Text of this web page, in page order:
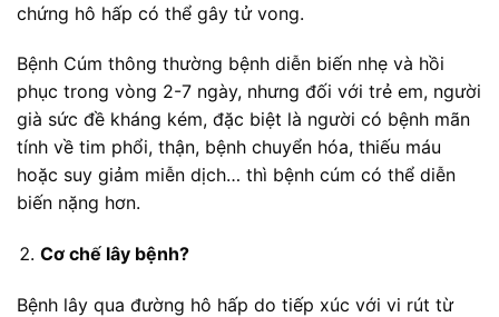
chứng hô hấp có thể gây tử vong.
Bệnh Cúm thông thường bệnh diễn biến nhẹ và hồi
phục trong vòng 2-7 ngày, nhưng đối với trẻ em, người
già sức đề kháng kém, đặc biệt là người có bệnh mãn
tính về tim phổi, thận, bệnh chuyển hóa, thiếu máu
hoặc suy giảm miễn dịch… thì bệnh cúm có thể diễn
biến nặng hơn.
Cơ chế lây bệnh?
Bệnh lây qua đường hô hấp do tiếp xúc với vi rút từ